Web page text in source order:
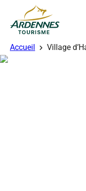
ADT des Ardennes
Accueil Village